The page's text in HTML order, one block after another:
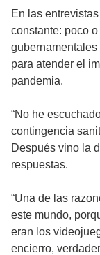
En las
constante: poco
gubernamentales
para atender el
pandemia.
“No he
contingencia
Después vino la
respuestas.
“Una de las
este mundo,
eran los
encierro,